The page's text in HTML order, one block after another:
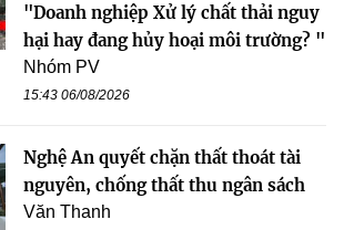
"Doanh nghiệp Xử lý chất thải nguy
hại hay đang hủy hoại môi trường? "
Nhóm PV
15:43 06/08/2026
Nghệ An quyết chặn thất thoát tài
nguyên, chống thất thu ngân sách
Văn Thanh